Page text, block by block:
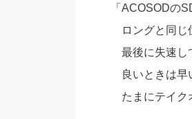
「ACOSODの
ロングと同じ
最後に失速し
良いときは早
たまにテイク